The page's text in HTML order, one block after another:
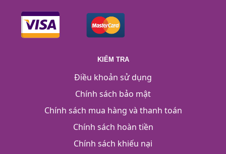
KIỂM TRA
Điều khoản sử dụng
Chính sách bảo mật
Chính sách mua hàng và thanh toán
Chính sách hoàn tiền
Chính sách khiếu nại